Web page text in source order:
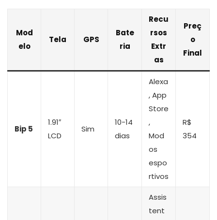
Mod
elo
Tela GPS
Bate
ria
Recu
rsos
Extr
as
Preç
o
Final
Bip 5
1.91″
LCD
Sim
10-14
dias
Alexa
, App
Store
,
Mod
os
espo
rtivos
R$
354
Assis
tent